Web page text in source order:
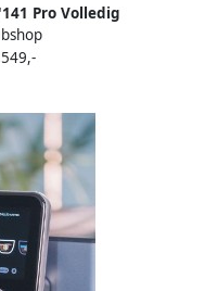
Pro Volledig
2
l